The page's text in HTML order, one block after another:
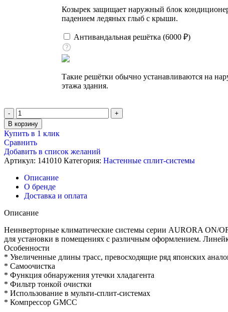
Козырек защищает наружный блок
падением ледяных глыб с крыши.
Антивандальная решётка (6000 ₽)
Такие решётки обычно устанавливаются на
этажа здания.
Количество
товара
Кондиционер
настенный,
MDV
MDSA-
12HRN8
/
MDOA-
12HN8
В корзину
Купить в 1 клик
Сравнить
Добавить в список желаний
Артикул: 141010 Категория: Настенные сплит-системы
Описание
О бренде
Доставка и оплата
Описание
Неинверторные климатические системы серии AURORA ON/
для установки в помещениях с различным оформлением.
Особенности
* Увеличенные длины трасс, превосходящие ряд японских
* Самоочистка
* Функция обнаружения утечки хладагента
* Фильтр тонкой очистки
* Использование в мульти-сплит-системах
* Компрессор GMCC